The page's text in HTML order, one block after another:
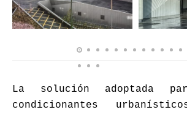
La solución adoptada
condicionantes